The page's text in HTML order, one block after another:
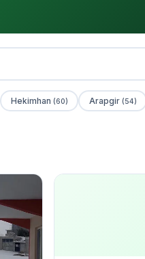
Hekimhan (60) Arapgir (54)